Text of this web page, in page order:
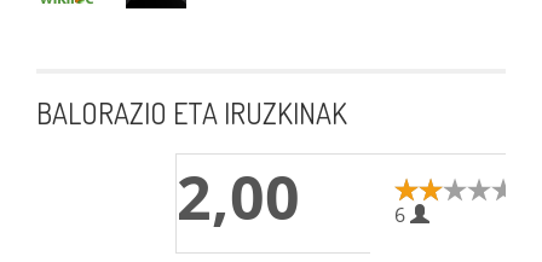
BALORAZIO ETA IRUZKINAK
2,00 6